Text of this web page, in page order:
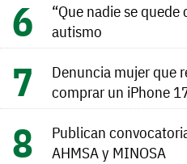
“Que nadie se
autismo
Denuncia mujer que
comprar un iPhone
Publican
AHMSA y MINOSA